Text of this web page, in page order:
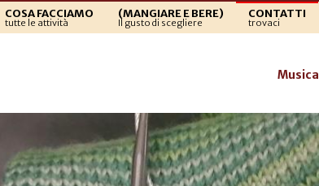
COSA FACCIAMO
tutte le attività
(MANGIARE E BERE)
Il gusto di scegliere
CONTATTI
trovaci
Musica